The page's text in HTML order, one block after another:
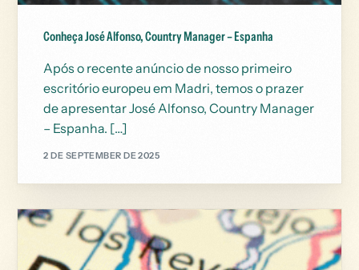
Conheça José Alfonso, Country Manager – Espanha
Após o recente anúncio de nosso primeiro
escritório europeu em Madri, temos o prazer
de apresentar José Alfonso, Country Manager
– Espanha. […]
2 DE SEPTEMBER DE 2025